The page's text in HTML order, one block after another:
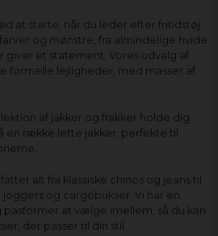
at starte, når du leder efter fritidstøj.
og mønstre, fra almindelige hvide
giver et statement. Vores udvalg af
formelle lejligheder, med masser af
af jakker og frakker holde dig
en række lette jakker, perfekte til
alt fra klassiske chinos og jeans til
og cargobukser. Vi har en
at vælge imellem, så du kan
der passer til din stil.